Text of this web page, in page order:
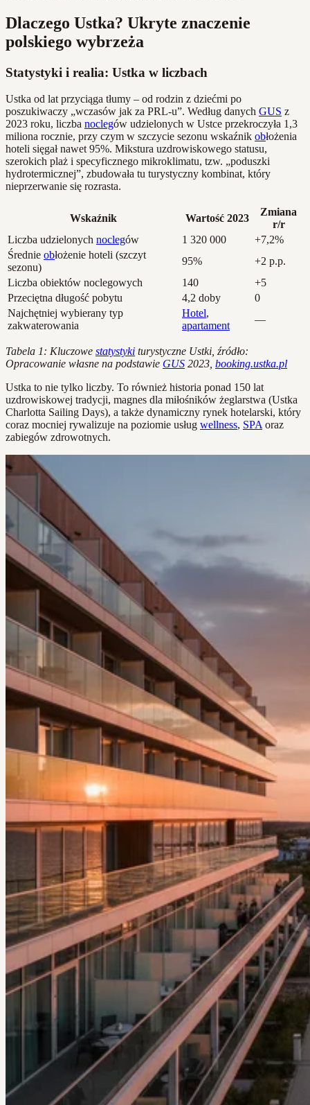
Dlaczego Ustka? Ukryte znaczenie
polskiego wybrzeża
Statystyki i realia: Ustka w liczbach
Ustka od lat przyciąga tłumy – od rodzin z dziećmi po
poszukiwaczy „wczasów jak za PRL-u”. Według danych GUS z
2023 roku, liczba noclegów udzielonych w Ustce przekroczyła 1,3
miliona rocznie, przy czym w szczycie sezonu wskaźnik obłożenia
hoteli sięgał nawet 95%. Mikstura uzdrowiskowego statusu,
szerokich plaż i specyficznego mikroklimatu, tzw. „poduszki
hydrotermicznej”, zbudowała tu turystyczny kombinat, który
nieprzerwanie się rozrasta.
Wskaźnik Wartość 2023
Zmiana
r/r
Liczba udzielonych noclegów 1 320 000
+7,2%
Średnie obłożenie hoteli (szczyt
sezonu)
95%
+2 p.p.
Liczba obiektów noclegowych
140
+5
Przeciętna długość pobytu
4,2 doby
0
Najchętniej wybierany typ
zakwaterowania
Hotel,
apartament
—
Tabela 1: Kluczowe statystyki turystyczne Ustki, źródło:
Opracowanie własne na podstawie GUS 2023, booking.ustka.pl
Ustka to nie tylko liczby. To również historia ponad 150 lat
uzdrowiskowej tradycji, magnes dla miłośników żeglarstwa (Ustka
Charlotta Sailing Days), a także dynamiczny rynek hotelarski, który
coraz mocniej rywalizuje na poziomie usług wellness, SPA oraz
zabiegów zdrowotnych.